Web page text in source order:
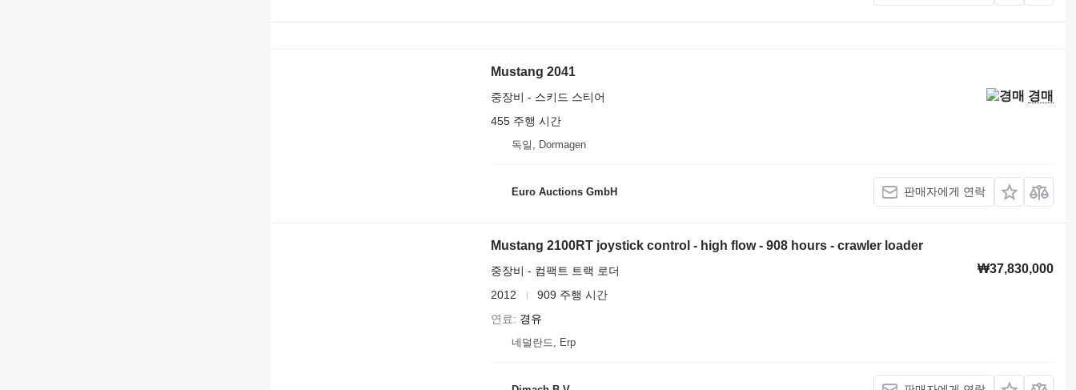
Mustang 2041
경매
중장비 - 스키드 스티어
455 주행 시간
독일, Dormagen
Euro Auctions GmbH 판매자에게 연락
Mustang 2100RT joystick control - high flow - 908 hours - crawler loader
₩37,830,000
중장비 - 컴팩트 트랙 로더
2012
909 주행 시간
연료
경유
네덜란드, Erp